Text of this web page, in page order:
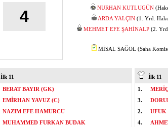
4 NURHAN KUTLUGÜN
ARDA YALÇIN(1. Yrd.
MEHMET EFE ŞAHİNALP (2.
MİSAL SAĞOL (Saha
İlk 11
BERAT BAYIR (GK)
EMİRHAN YAVUZ (C)
NAZIM EFE HAMURCU
MUHAMMED FURKAN BUDAK
İlk 11
1.
3.
2.
UFUK
4.